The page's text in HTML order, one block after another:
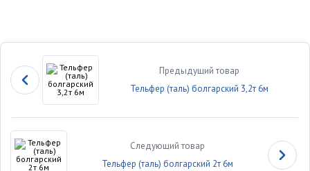
Предыдущий товар
Тельфер (таль) болгарский 3,2т 6м
Следующий товар
Тельфер (таль) болгарский 2т 6м